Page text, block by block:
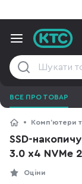
ВСЕ ПРО ТОВАР
Компʼютери
SSD-
3.0 x4 NVMe
Оціни